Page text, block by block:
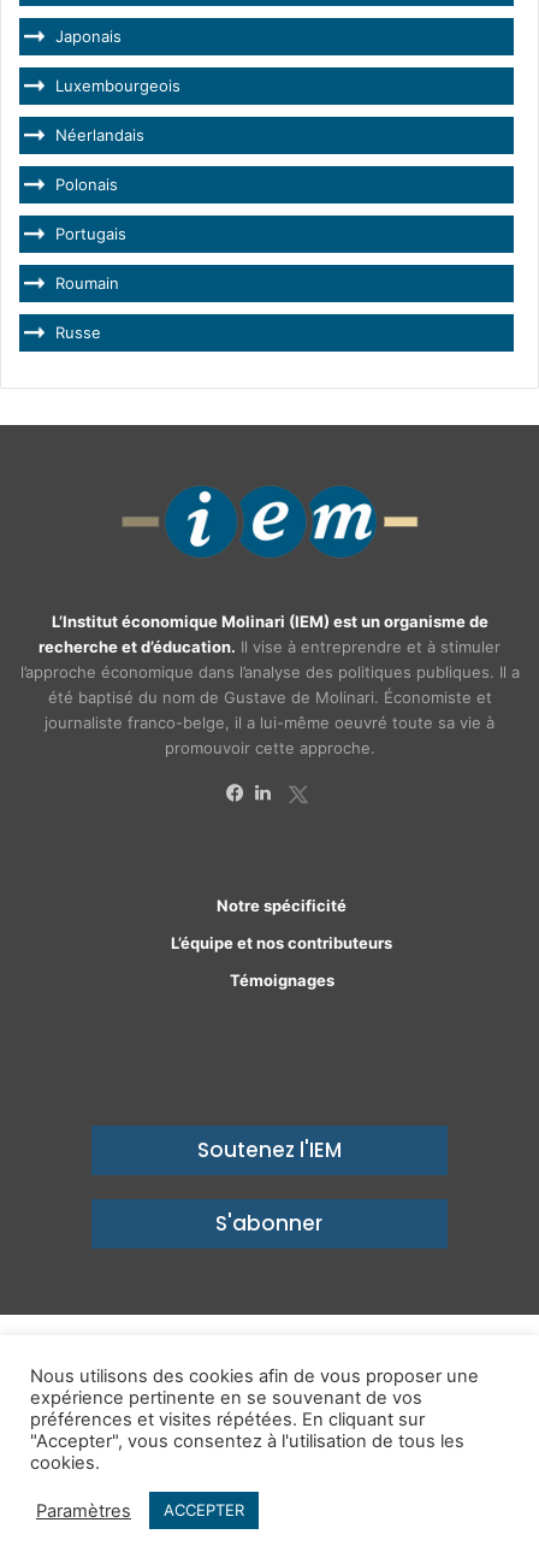
Japonais
Luxembourgeois
Néerlandais
Polonais
Portugais
Roumain
Russe
L’Institut économique Molinari (IEM) est un organisme de
recherche et d’éducation. Il vise à entreprendre et à stimuler
l’approche économique dans l’analyse des politiques publiques. Il a
été baptisé du nom de Gustave de Molinari. Économiste et
journaliste franco-belge, il a lui-même oeuvré toute sa vie à
promouvoir cette approche.
Notre spécificité
L’équipe et nos contributeurs
Témoignages
Soutenez l'IEM
S'abonner
un avenir prospère
Mentions légales-Politique de confidentialité-Contact
Publications
Nous utilisons des cookies afin de vous proposer une
expérience pertinente en se souvenant de vos
préférences et visites répétées. En cliquant sur
"Accepter", vous consentez à l'utilisation de tous les
cookies.
Paramètres ACCEPTER